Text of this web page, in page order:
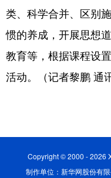
类、科学合并、区别
惯的养成，开展思想
教育等，根据课程设
活动。（记者黎鹏 通
Copyright © 2000 - 2026
制作单位：新华网股份